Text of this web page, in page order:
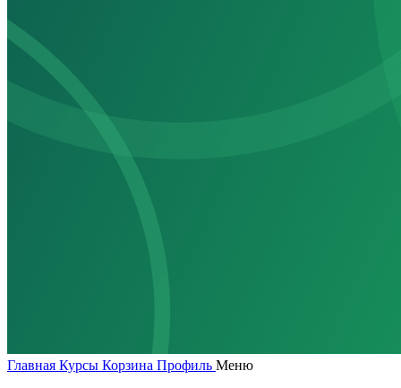
Главная Курсы Корзина Профиль Меню